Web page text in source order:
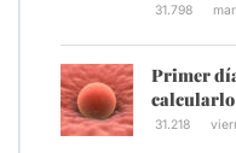
31.798
Primer
calcularlo
31.218